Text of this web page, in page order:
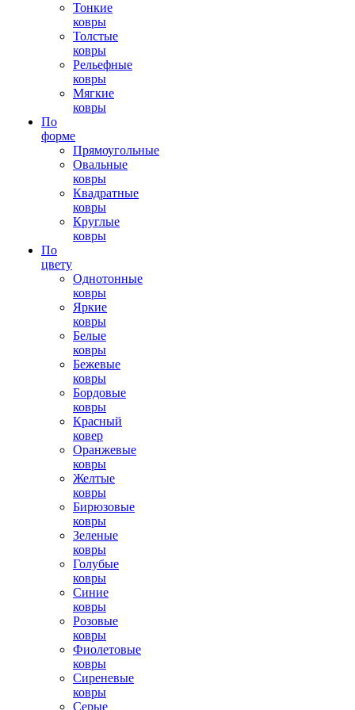
Тонкие
ковры
Толстые
ковры
Рельефные
ковры
Мягкие
ковры
По
форме
Прямоугольные
Овальные
ковры
Квадратные
ковры
Круглые
ковры
По
цвету
Однотонные
ковры
Яркие
ковры
Белые
ковры
Бежевые
ковры
Бордовые
ковры
Красный
ковер
Оранжевые
ковры
Желтые
ковры
Бирюзовые
ковры
Зеленые
ковры
Голубые
ковры
Синие
ковры
Розовые
ковры
Фиолетовые
ковры
Сиреневые
ковры
Серые